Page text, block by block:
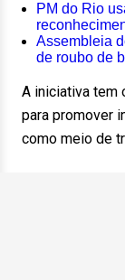
PM do Rio
Assembleia
de roubo de
A iniciativa tem
para promover
como meio de